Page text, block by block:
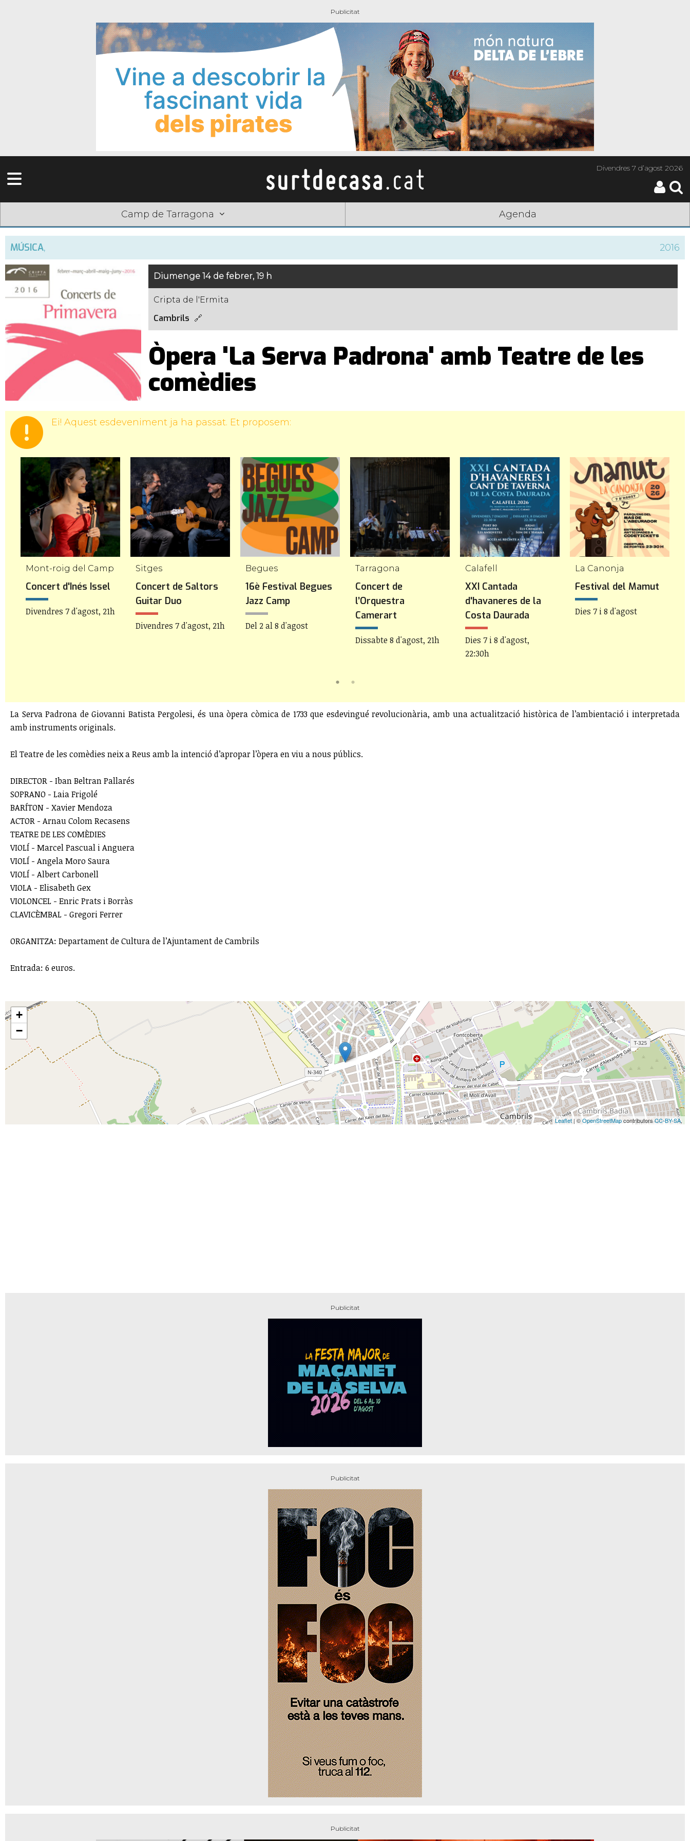
Divendres7 d’agost 2026
Camp de Tarragona Agenda
MÚSICA, 2016
Diumenge 14 de febrer, 19 h
Cripta de l'Ermita
Cambrils
Òpera 'La Serva Padrona' amb Teatre de les
comèdies
Ei! Aquest esdeveniment ja ha passat. Et proposem:
Mont-roig del Camp
Concert d'Inés Issel
Divendres 7 d'agost, 21h
Sitges
Concert de Saltors
Guitar Duo
Divendres 7 d'agost, 21h
Begues
16è Festival Begues
Jazz Camp
Del 2 al 8 d'agost
Tarragona
Concert de
l’Orquestra
Camerart
Dissabte 8 d'agost, 21h
Calafell
XXI Cantada
d'havaneres de la
Costa Daurada
Dies 7 i 8 d'agost,
22:30h
La Canonja
Festival del Mamut
Dies 7 i 8 d'agost
La Serva Padrona de Giovanni Batista Pergolesi, és una òpera còmica de 1733 que esdevingué revolucionària, amb una actualització històrica de l’ambientació i interpretada
amb instruments originals.
El Teatre de les comèdies neix a Reus amb la intenció d’apropar l’òpera en viu a nous públics.
DIRECTOR - Iban Beltran Pallarés
SOPRANO - Laia Frigolé
BARÍTON - Xavier Mendoza
ACTOR - Arnau Colom Recasens
TEATRE DE LES COMÈDIES
VIOLÍ - Marcel Pascual i Anguera
VIOLÍ - Angela Moro Saura
VIOLÍ - Albert Carbonell
VIOLA - Elisabeth Gex
VIOLONCEL - Enric Prats i Borràs
CLAVICÈMBAL - Gregori Ferrer
ORGANITZA: Departament de Cultura de l’Ajuntament de Cambrils
Entrada: 6 euros.
+
−
Leaflet | ©OpenStreetMapcontributorsCC-BY-SA,